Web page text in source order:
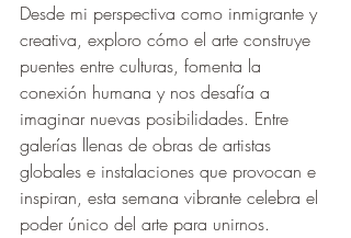
Desde mi perspectiva como inmigrante y
creativa, exploro cómo el arte construye
puentes entre culturas, fomenta la
conexión humana y nos desafía a
imaginar nuevas posibilidades. Entre
galerías llenas de obras de artistas
globales e instalaciones que provocan e
inspiran, esta semana vibrante celebra el
poder único del arte para unirnos.